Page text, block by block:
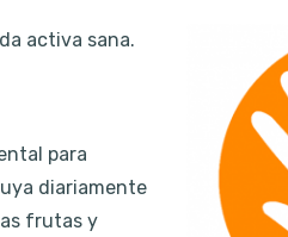
activa sana.
para
diariamente
frutas y